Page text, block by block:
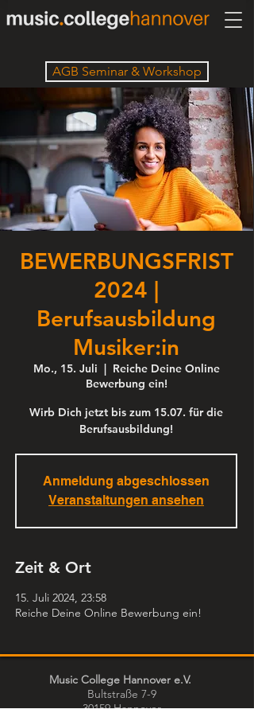
AGB Seminar & Workshop
BEWERBUNGSFRIST
2024 |
Berufsausbildung
Musiker:in
Mo., 15. Juli
  |
Reiche Deine Online
Bewerbung ein!
Wirb Dich jetzt bis zum 15.07. für die
Berufsausbildung!
Anmeldung abgeschlossen
Veranstaltungen ansehen
Zeit & Ort
15. Juli 2024, 23:58
Reiche Deine Online Bewerbung ein!
Music College Hannover e.V.
Bultstraße 7-9
30159 Hannover